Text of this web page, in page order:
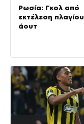
Ρωσία: Γκολ από
εκτέλεση πλαγίου
άουτ